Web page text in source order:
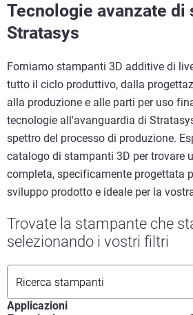
Tecnologie avanzate di
Stratasys
Forniamo stampanti 3D additive di
tutto il ciclo produttivo, dalla
alla produzione e alle parti per uso
tecnologie all'avanguardia di
spettro del processo di produzione.
catalogo di stampanti 3D per trovare
completa, specificamente progettata
sviluppo prodotto e ideale per la
Trovate la stampante che
selezionando i vostri filtri